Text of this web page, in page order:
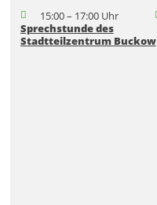
15:00 – 17:00 Uhr
Sprechstunde des
Stadtteilzentrum Buckow